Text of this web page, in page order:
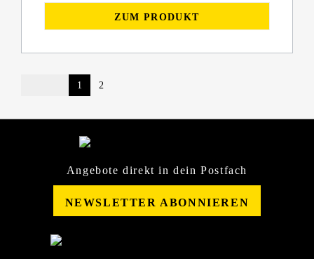
ZUM PRODUKT
1 2
Angebote direkt in dein Postfach
NEWSLETTER ABONNIEREN